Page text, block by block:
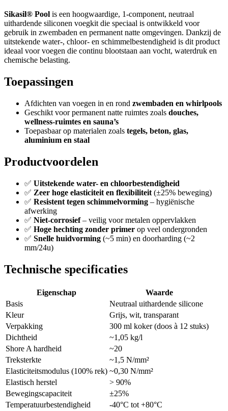
Sikasil® Pool is een hoogwaardige, 1-component, neutraal
uithardende siliconen voegkit die speciaal is ontwikkeld voor
gebruik in zwembaden en permanent natte omgevingen. Dankzij de
uitstekende water-, chloor- en schimmelbestendigheid is dit product
ideaal voor voegen die continu blootstaan aan vocht, waterdruk en
chemische belasting.
Toepassingen
Afdichten van voegen in en rond zwembaden en whirlpools
Geschikt voor permanent natte ruimtes zoals douches,
wellness-ruimtes en sauna’s
Toepasbaar op materialen zoals tegels, beton, glas,
aluminium en staal
Productvoordelen
✅ Uitstekende water- en chloorbestendigheid
✅ Zeer hoge elasticiteit en flexibiliteit (±25% beweging)
✅ Resistent tegen schimmelvorming – hygiënische
afwerking
✅ Niet-corrosief– veilig voor metalen oppervlakken
✅ Hoge hechting zonder primer op veel ondergronden
✅ Snelle huidvorming (~5 min) en doorharding (~2
mm/24u)
Technische specificaties
Eigenschap
Waarde
Basis
Neutraal uithardende silicone
Kleur
Grijs, wit, transparant
Verpakking
300 ml koker (doos à 12 stuks)
Dichtheid
~1,05 kg/l
Shore A hardheid
~20
Treksterkte
~1,5 N/mm²
Elasticiteitsmodulus (100% rek) ~0,30 N/mm²
Elastisch herstel
> 90%
Bewegingscapaciteit
±25%
Temperatuurbestendigheid
-40°C tot +80°C